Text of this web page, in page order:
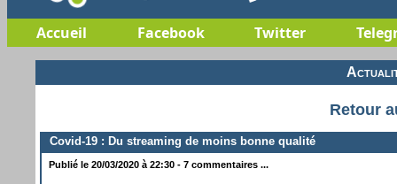
Accueil Facebook Twitter
Retour
Covid-19 : Du streaming de moins bonne qualité
Publié le 20/03/2020 à 22:30 - 7 commentaires ...